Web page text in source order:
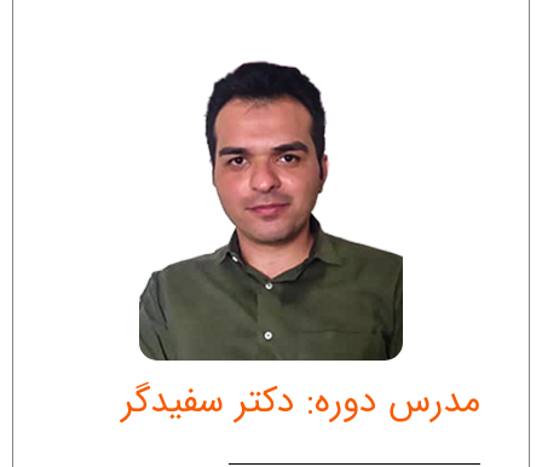
مدرس دوره: دکتر سفیدگر